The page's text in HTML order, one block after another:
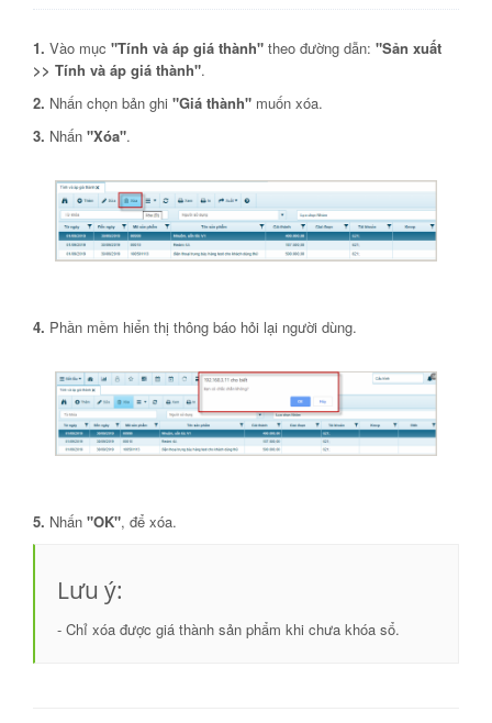
1. Vào mục "Tính và áp giá thành" theo đường dẫn: "Sản xuất
>> Tính và áp giá thành".
2. Nhấn chọn bản ghi "Giá thành" muốn xóa.
3. Nhấn "Xóa".
4. Phần mềm hiển thị thông báo hỏi lại người dùng.
5. Nhấn "OK", để xóa.
Lưu ý:
- Chỉ xóa được giá thành sản phẩm khi chưa khóa sổ.